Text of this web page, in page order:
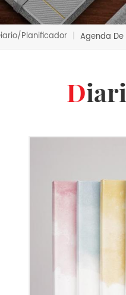
Planificador | Agenda De